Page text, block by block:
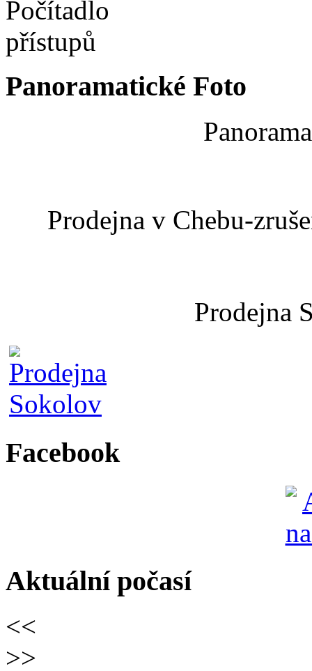
Panoramatické Foto
Prodejna v Chebu-
Prodejna
Facebook
Aktuální počasí
<<
>>